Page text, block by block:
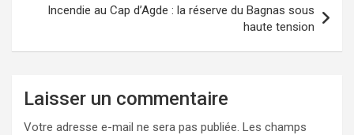
Incendie au Cap d’Agde : la réserve du Bagnas sous
haute tension
Laisser un commentaire
Votre adresse e-mail ne sera pas publiée. Les champs